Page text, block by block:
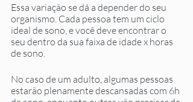
Essa variação se dá a depender do seu
organismo. Cada pessoa tem um ciclo
ideal de sono, e você deve encontrar o
seu dentro da sua faixa de idade x horas
de sono.
No caso de um adulto, algumas pessoas
estarão plenamente descansadas com 6h